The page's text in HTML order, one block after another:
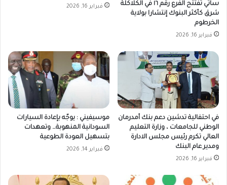
ساتي تفتتح الفرع رقم ١٦ في الكلاكلة
شرق كأكثر البنوك إنتشارا بولاية
الخرطوم
فبراير 16, 2026
فبراير 16, 2026
في احتفالية تدشين دعم بنك أمدرمان
الوطني للجامعات ، وزارة التعليم
العالي تكرم رئيس مجلس الادارة
ومدير عام البنك
فبراير 16, 2026
موسيفيني : يوجّه بإعادة السيارات
السودانية المنهوبة… وتعهدات
بتسهيل العودة الطوعية
فبراير 14, 2026